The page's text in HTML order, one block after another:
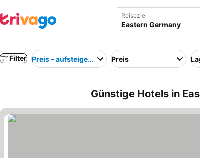
Reiseziel
Filter Preis – aufsteigend Preis
Günstige Hotels in